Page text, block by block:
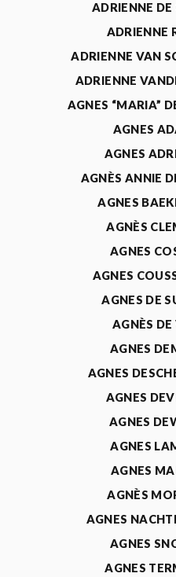
ADRIENNE
ADRIENNE
ADRIENNE VAN
ADRIENNE
AGNES “MARIA”
AGNES
AGNES
AGNÈS ANNIE
AGNES
AGNÈS
AGNES
AGNES
AGNES DE
AGNÈS
AGNES
AGNES
AGNES
AGNES
AGNES
AGNES
AGNÈS
AGNES
AGNES
AGNES